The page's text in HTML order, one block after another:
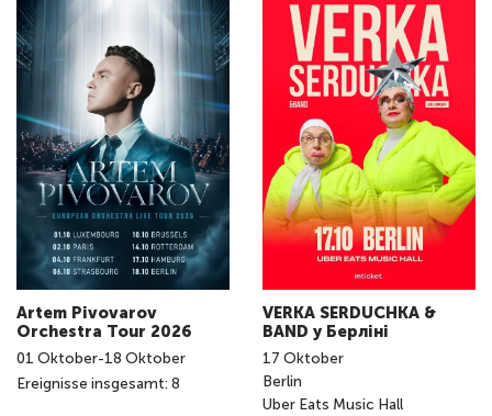
Artem Pivovarov
Orchestra Tour 2026
01 Oktober-18 Oktober
Ereignisse insgesamt: 8
VERKA SERDUCHKA &
BAND у Берліні
17 Oktober
Berlin
Uber Eats Music Hall